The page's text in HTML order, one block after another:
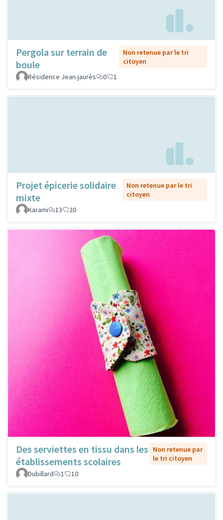
Pergola sur terrain de
boule
Non retenue par le tri
citoyen
Résidence Jean-jaurès
0 1
Projet épicerie solidaire
mixte
Non retenue par le tri
citoyen
Karami
13 20
Des serviettes en tissu dans les
établissements scolaires
Non retenue par
le tri citoyen
Dubillard
1 10